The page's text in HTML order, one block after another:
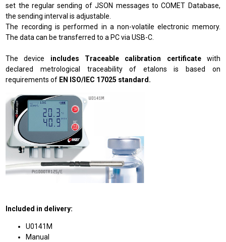
set the regular sending of JSON messages to COMET Database,
the sending interval is adjustable.
The recording is performed in a non-volatile electronic memory.
The data can be transferred to a PC via USB-C.
The device includes Traceable calibration certificatewith
declared metrological traceability of etalons is based on
requirements of EN ISO/IEC 17025 standard.
Included in delivery:
U0141M
Manual